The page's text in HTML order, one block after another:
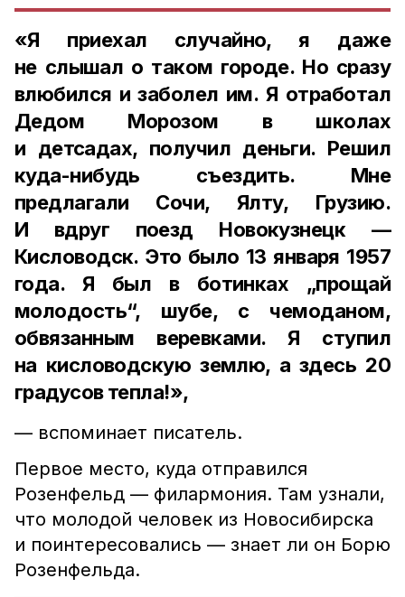
«Я приехал случайно, я даже
не слышал о таком городе. Но сразу
влюбился и заболел им. Я отработал
Дедом Морозом в школах
и детсадах, получил деньги. Решил
куда-нибудь съездить. Мне
предлагали Сочи, Ялту, Грузию.
И вдруг поезд Новокузнецк —
Кисловодск. Это было 13 января 1957
года. Я был в ботинках „прощай
молодость“, шубе, с чемоданом,
обвязанным веревками. Я ступил
на кисловодскую землю, а здесь 20
градусов тепла!»,
— вспоминает писатель.
Первое место, куда отправился
Розенфельд — филармония. Там узнали,
что молодой человек из Новосибирска
и поинтересовались — знает ли он Борю
Розенфельда.